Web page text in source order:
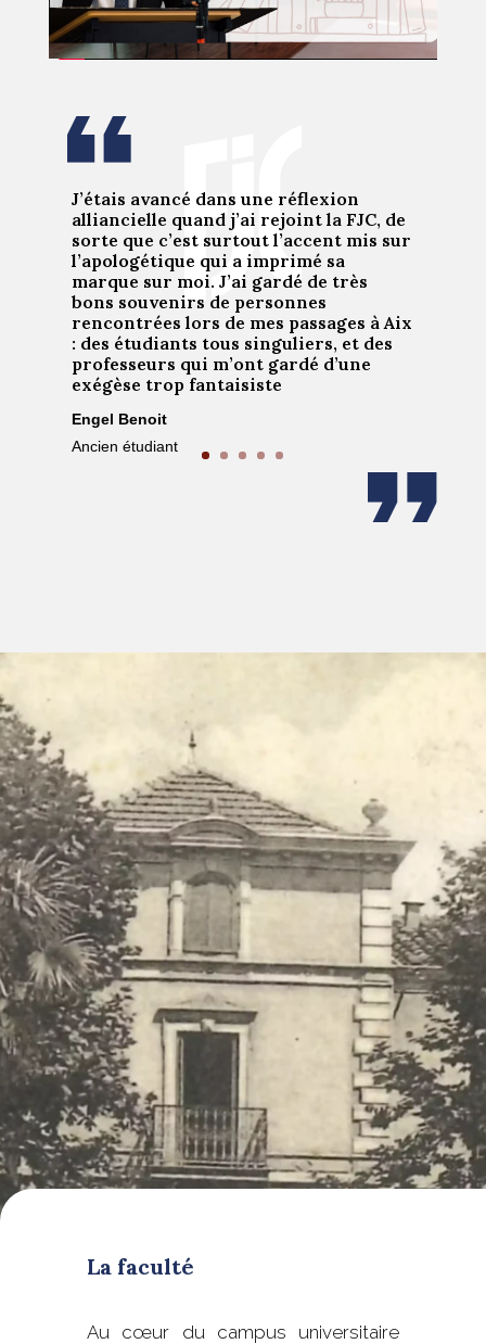
J’étais avancé dans une réflexion
alliancielle quand j’ai rejoint la FJC, de
sorte que c’est surtout l’accent mis sur
l’apologétique qui a imprimé sa
marque sur moi. J’ai gardé de très
bons souvenirs de personnes
rencontrées lors de mes passages à Aix
: des étudiants tous singuliers, et des
professeurs qui m’ont gardé d’une
exégèse trop fantaisiste
Engel Benoit
Ancien étudiant
La faculté
Au cœur du campus universitaire